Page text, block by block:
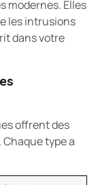
modernes. Elles
les intrusions
dans votre
offrent des
type a